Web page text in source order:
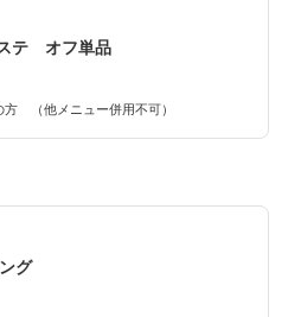
ステ オフ単品
方 （他メニュー併用不可）
グ